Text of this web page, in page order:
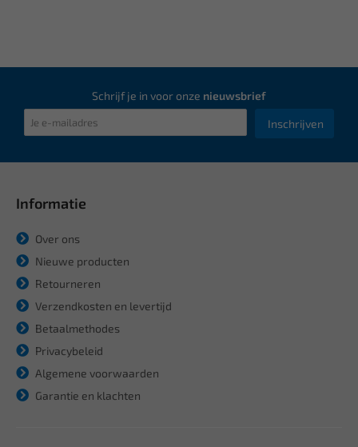
Schrijf je in voor onze nieuwsbrief
Inschrijven
Informatie
Over ons
Nieuwe producten
Retourneren
Verzendkosten en levertijd
Betaalmethodes
Privacybeleid
Algemene voorwaarden
Garantie en klachten